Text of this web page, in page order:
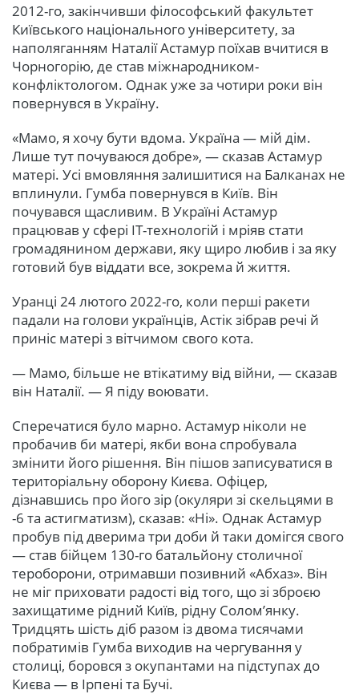
2012-го, закінчивши філософський факультет
Київського національного університету, за
наполяганням Наталії Астамур поїхав вчитися в
Чорногорію, де став міжнародником-
конфліктологом. Однак уже за чотири роки він
повернувся в Україну.
«Мамо, я хочу бути вдома. Україна — мій дім.
Лише тут почуваюся добре», — сказав Астамур
матері. Усі вмовляння залишитися на Балканах не
вплинули. Гумба повернувся в Київ. Він
почувався щасливим. В Україні Астамур
працював у сфері ІТ-технологій і мріяв стати
громадянином держави, яку щиро любив і за яку
готовий був віддати все, зокрема й життя.
Уранці 24 лютого 2022-го, коли перші ракети
падали на голови українців, Астік зібрав речі й
приніс матері з вітчимом свого кота.
— Мамо, більше не втікатиму від війни, — сказав
він Наталії. — Я піду воювати.
Сперечатися було марно. Астамур ніколи не
пробачив би матері, якби вона спробувала
змінити його рішення. Він пішов записуватися в
територіальну оборону Києва. Офіцер,
дізнавшись про його зір (окуляри зі скельцями в
-6 та астигматизм), сказав: «Ні». Однак Астамур
пробув під дверима три доби й таки домігся свого
— став бійцем 130-го батальйону столичної
тероборони, отримавши позивний «Абхаз». Він
не міг приховати радості від того, що зі зброєю
захищатиме рідний Київ, рідну Солом’янку.
Тридцять шість діб разом із двома тисячами
побратимів Гумба виходив на чергування у
столиці, боровся з окупантами на підступах до
Києва — в Ірпені та Бучі.